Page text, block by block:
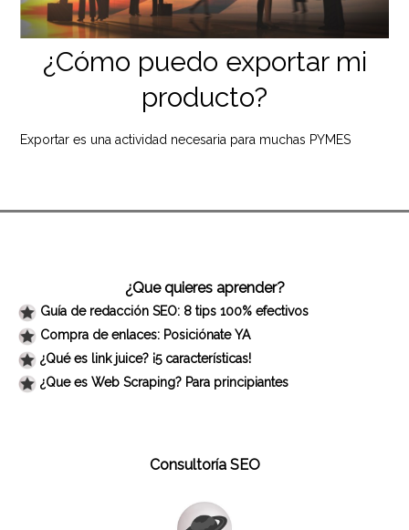
¿Cómo puedo exportar mi
producto?
Exportar es una actividad necesaria para muchas PYMES
¿Que quieres aprender?
Guía de redacción SEO: 8 tips 100% efectivos
Compra de enlaces: Posiciónate YA
¿Qué es link juice? ¡5 características!
¿Que es Web Scraping? Para principiantes
Consultoría SEO